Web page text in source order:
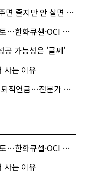
지만 안 살면 2.5배
큐셀·OCI 영향은?
가능성은 '글쎄'
사는 이유
금…전문가 조언은
큐셀·OCI 영향은?
사는 이유